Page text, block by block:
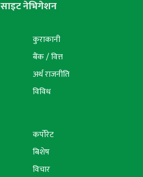
साइट नेभिगेशन
कुराकानी
बैंक / वित्त
अर्थ राजनीति
विविध
कर्पोरेट
बिशेष
विचार